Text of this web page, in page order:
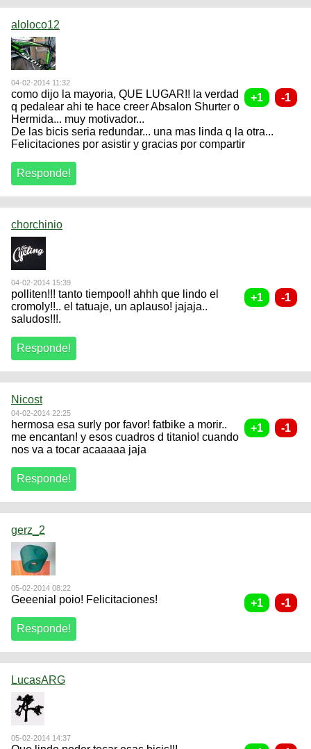
aloloco12
04-02-2014 11:32
como dijo la mayoria, QUE LUGAR!! la verdad
q pedalear ahi te hace creer Absalon Shurter o
Hermida... muy motivador...
De las bicis seria redundar... una mas linda q la otra...
Felicitaciones por asistir y gracias por compartir
chorchinio
04-02-2014 15:39
polliten!!! tanto tiempoo!! ahhh que lindo el
cromoly!!.. el tatuaje, un aplauso! jajaja..
saludos!!!.
Nicost
04-02-2014 22:25
hermosa esa surly por favor! fatbike a morir..
me encantan! y esos cuadros d titanio! cuando
nos va a tocar acaaaaa jaja
gerz_2
05-02-2014 08:22
Geeenial poio! Felicitaciones!
LucasARG
05-02-2014 14:37